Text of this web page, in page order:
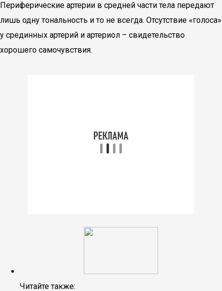
Периферические артерии в средней части тела передают
лишь одну тональность и то не всегда. Отсутствие «голоса»
у срединных артерий и артериол – свидетельство
хорошего самочувствия.
Читайте также: